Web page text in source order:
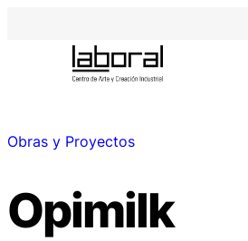
Obras y Proyectos
Opimilk